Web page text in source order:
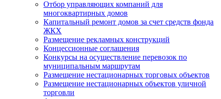
Отбор управляющих компаний для
многоквартирных домов
Капитальный ремонт домов за счет средств фонда
ЖКХ
Размещение рекламных конструкций
Концессионные соглашения
Конкурсы на осуществление перевозок по
муниципальным маршрутам
Размещение нестационарных торговых объектов
Размещение нестационарных объектов уличной
торговли